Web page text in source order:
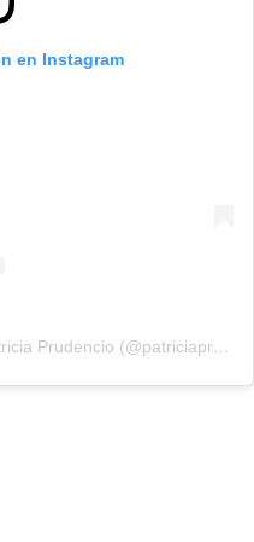
en Instagram
Una publicación compartida de Patricia Prudencio (@patriciaprudencio98)